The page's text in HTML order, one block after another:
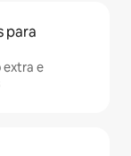
para
extra e